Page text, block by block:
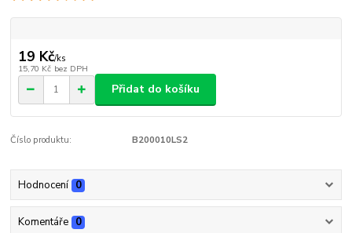
19 Kč/ks
15,70 Kč bez DPH
Přidat do košíku
Číslo produktu: B200010LS2
Hodnocení 0
Komentáře 0